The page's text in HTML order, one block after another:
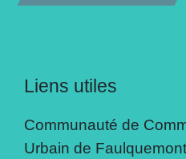
Liens utiles
Communauté de
Urbain de